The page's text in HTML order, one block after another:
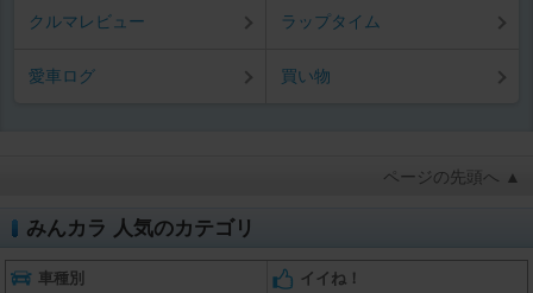
クルマレビュー ラップタイム
愛車ログ 買い物
ページの先頭へ ▲
みんカラ 人気のカテゴリ
車種別 イイね！